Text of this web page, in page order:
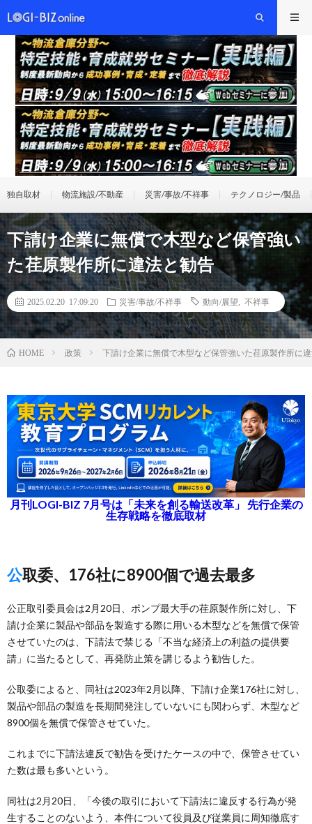
独自取材 物流施設/不動産 災害/事故/不祥事 テクノロジー/製品
下請け企業に無償で木型など保管強い
た荏原製作所に違法と勧告
2025.02.20 17:09:20 災害/事故/不祥事 動向/展望 不祥事
HOME 政策 下請け企業に無償で木型など保管強いた荏原製作所に
月刊LOGI-BIZ 7月号は「未来を創る輸送改革」 先行企業の
生存戦略を徹底取材
公取委、176社に8900個で過去最多
公正取引委員会は2月20日、ポンプ最大手の荏原製作所に対し、下
請け企業に製品や部品を製造する際に用いる木型などを無償で保管
させていたのは、下請法で禁じる「不当な経済上の利益の提供要
請」に当たるとして、再発防止策を講じるよう勧告した。
公取委によると、同社は2023年2月以降、下請け企業176社に対し、
製品や部品の製造を長期間発注していないにも関わらず、木型など
8900個を無償で保管させていた。
これまでに下請法違反で勧告を受けたケースの中で、保管させてい
た数は最も多いという。
同社は2月20日、「今後の取引において下請法に違反する行為が発
生することのないよう、本件について役員及び従業員に周知徹底す